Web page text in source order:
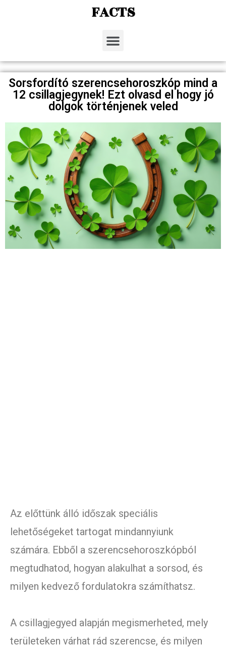
FACTS
Sorsfordító szerencsehoroszkóp mind a
12 csillagjegynek! Ezt olvasd el hogy jó
dolgok történjenek veled
Az előttünk álló időszak speciális
lehetőségeket tartogat mindannyiunk
számára. Ebből a szerencsehoroszkópból
megtudhatod, hogyan alakulhat a sorsod, és
milyen kedvező fordulatokra számíthatsz.
A csillagjegyed alapján megismerheted, mely
területeken várhat rád szerencse, és milyen